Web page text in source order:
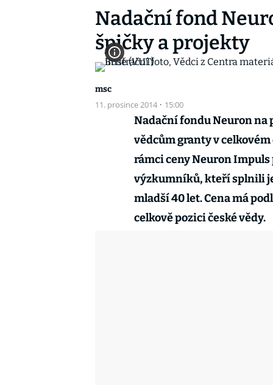
Nadační fond
špičky a projekty
msc
11. prosince 2014 · 15:00
Nadační fondu Neuron na
vědcům granty v
rámci ceny Neuron
výzkumníků, kteří splnili
mladší 40 let. Cena má
celkově pozici české vědy.